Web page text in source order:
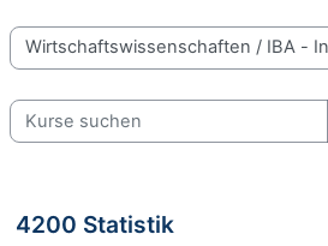
Kursbereiche
Kurse suchen
4200 Statistik